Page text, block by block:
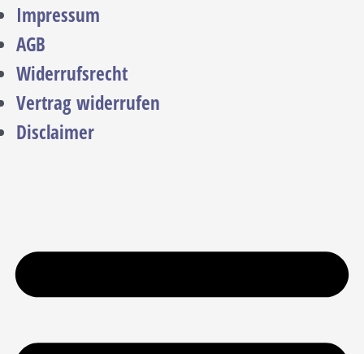
Impressum
AGB
Widerrufsrecht
Vertrag widerrufen
Disclaimer